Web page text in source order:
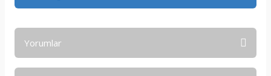
Yorumlar